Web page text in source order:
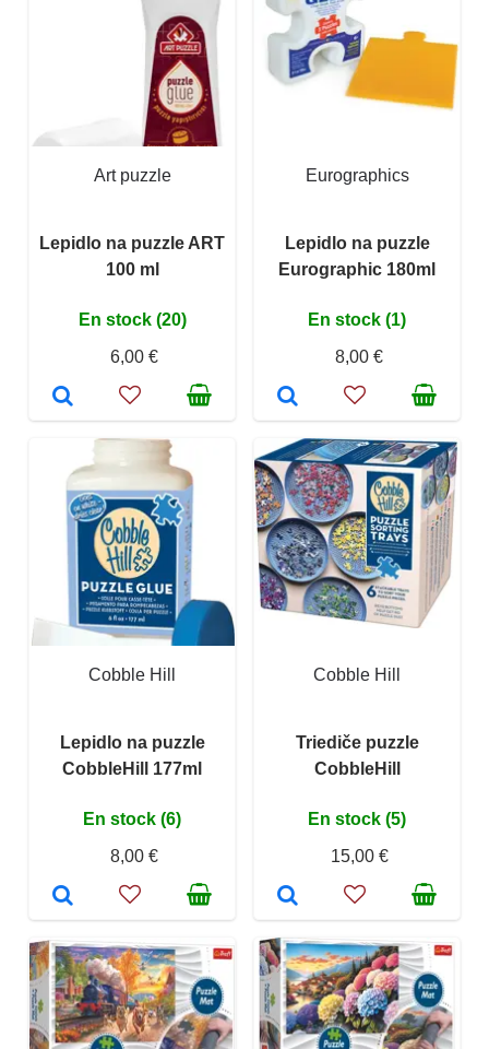
Art puzzle
Lepidlo na puzzle ART
100 ml
En stock (20)
6,00 €
Eurographics
Lepidlo na puzzle
Eurographic 180ml
En stock (1)
8,00 €
Cobble Hill
Lepidlo na puzzle
CobbleHill 177ml
En stock (6)
8,00 €
Cobble Hill
Triediče puzzle
CobbleHill
En stock (5)
15,00 €